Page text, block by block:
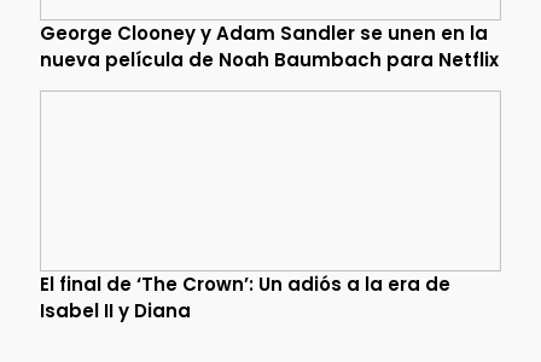
George Clooney y Adam Sandler se unen en la
nueva película de Noah Baumbach para Netflix
El final de ‘The Crown’: Un adiós a la era de
Isabel II y Diana